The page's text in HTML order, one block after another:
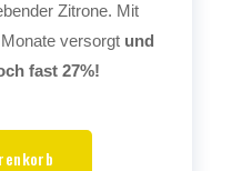
Zitrone. Mit
versorgt und
fast 27%!